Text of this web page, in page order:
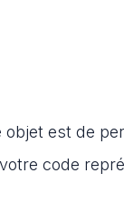
est de
code